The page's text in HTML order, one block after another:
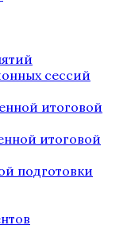
сессий
итоговой
итоговой
подготовки